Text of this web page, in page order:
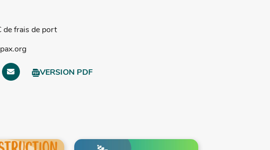
de frais de port
VERSION PDF